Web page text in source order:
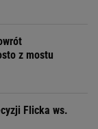
z mostu
Flicka ws.